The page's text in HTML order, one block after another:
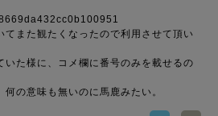
てまた観たくなったので利用させて頂い
いた様に、コメ欄に番号のみを載せるの
の意味も無いのに馬鹿みたい。